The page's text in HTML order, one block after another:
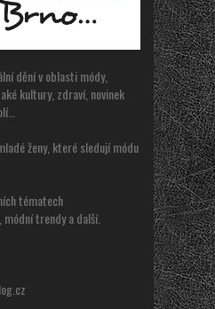
dění v oblasti módy,
kultury, zdraví, novinek
ženy, které sledují módu
tématech
trendy a další.